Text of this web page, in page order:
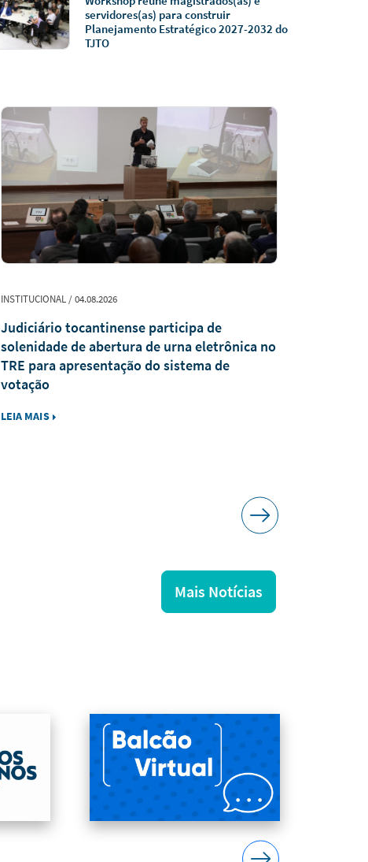
servidores(as) para construir
Planejamento Estratégico 2027-2032 do
TJTO
INSTITUCIONAL / 04.08.2026
Judiciário tocantinense participa de
solenidade de abertura de urna eletrônica no
TRE para apresentação do sistema de
votação
LEIA MAIS
Mais Notícias